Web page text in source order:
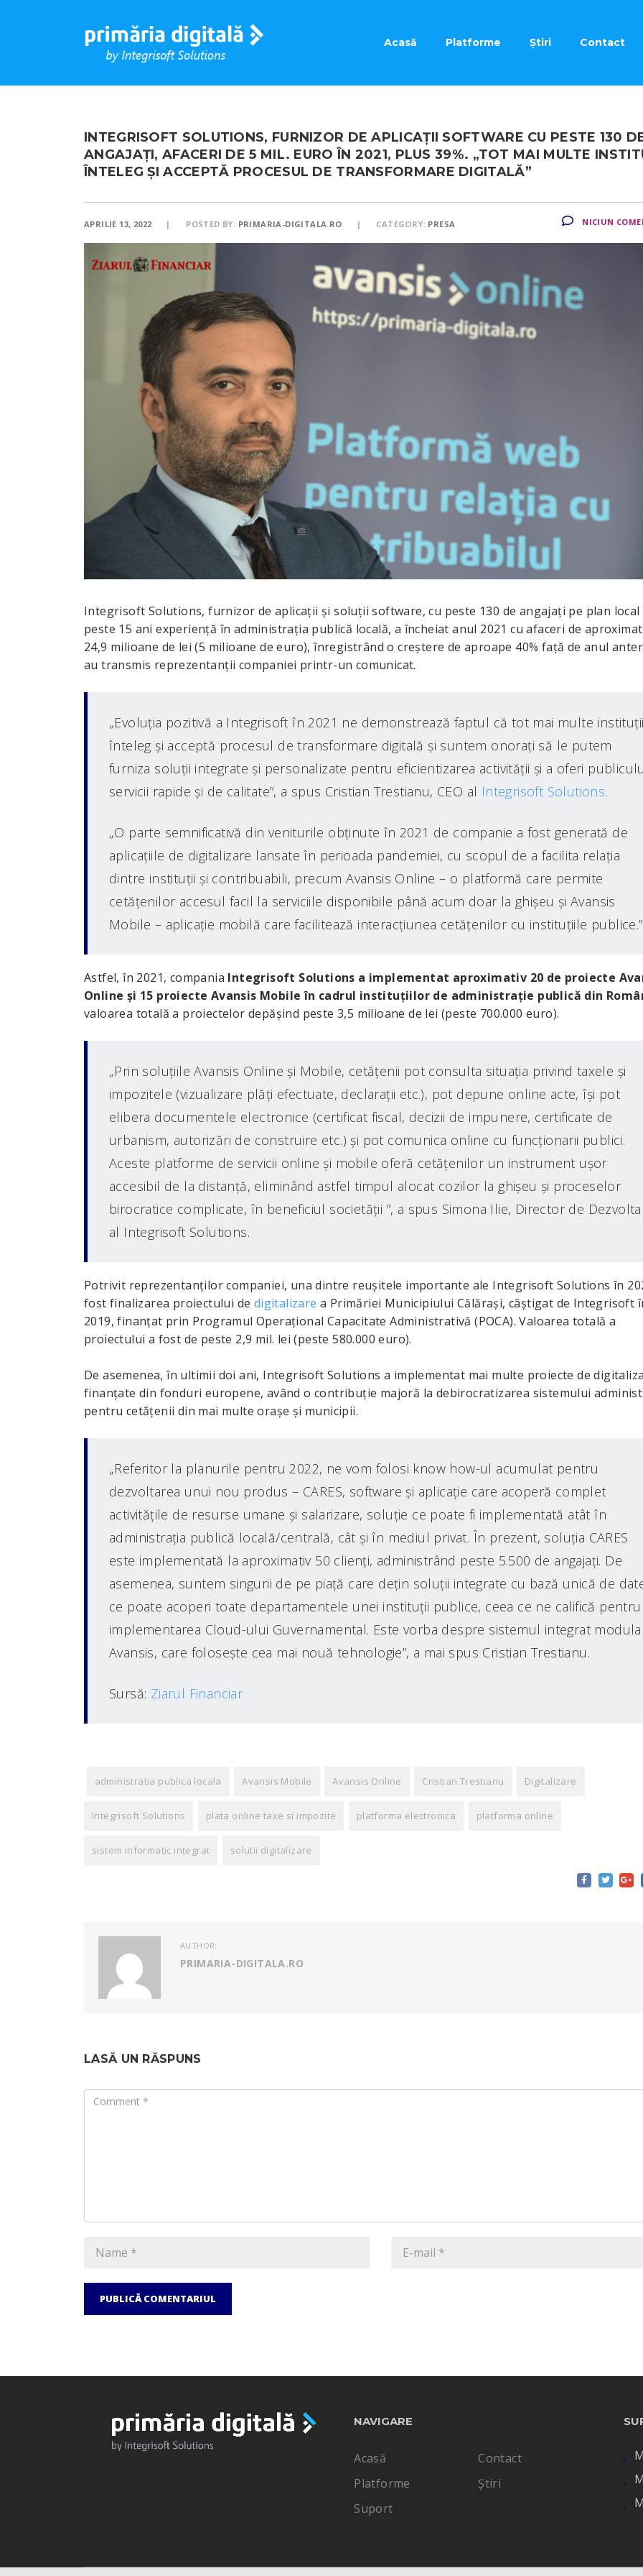
Acasă Platforme Știri Contact
INTEGRISOFT SOLUTIONS, FURNIZOR DE APLICAŢII SOFTWARE CU PESTE 130
ANGAJAŢI, AFACERI DE 5 MIL. EURO ÎN 2021, PLUS 39%. „TOT MAI MULTE
ÎNTELEG ŞI ACCEPTĂ PROCESUL DE TRANSFORMARE DIGITALĂ”
APRILIE 13, 2022 POSTED BY: PRIMARIA-DIGITALA.RO CATEGORY: PRESA NICIUN
Integrisoft Solutions, furnizor de aplicaţii şi soluţii software, cu peste 130 de angajaţi pe plan local
peste 15 ani experienţă în administraţia publică locală, a încheiat anul 2021 cu afaceri de
24,9 milioane de lei (5 milioane de euro), înregistrând o creştere de aproape 40% faţă de anul
au transmis reprezentanţii companiei printr-un comunicat.
„Evoluţia pozitivă a Integrisoft în 2021 ne demonstrează faptul că tot mai multe
înteleg şi acceptă procesul de transformare digitală şi suntem onoraţi să le putem
furniza soluţii integrate şi personalizate pentru eficientizarea activităţii şi a oferi
servicii rapide şi de calitate”, a spus Cristian Trestianu, CEO al Integrisoft Solutions.
„O parte semnificativă din veniturile obţinute în 2021 de companie a fost generată de
aplicaţiile de digitalizare lansate în perioada pandemiei, cu scopul de a facilita relaţia
dintre instituţii şi contribuabili, precum Avansis Online – o platformă care permite
cetăţenilor accesul facil la serviciile disponibile până acum doar la ghişeu şi Avansis
Mobile – aplicaţie mobilă care facilitează interacţiunea cetăţenilor cu instituţiile publice.”
Astfel, în 2021, compania Integrisoft Solutions a implementat aproximativ 20 de proiecte
Online şi 15 proiecte Avansis Mobile în cadrul instituţiilor de administraţie publică din
valoarea totală a proiectelor depăşind peste 3,5 milioane de lei (peste 700.000 euro).
„Prin soluţiile Avansis Online şi Mobile, cetăţenii pot consulta situaţia privind taxele şi
impozitele (vizualizare plăţi efectuate, declaraţii etc.), pot depune online acte, îşi pot
elibera documentele electronice (certificat fiscal, decizii de impunere, certificate de
urbanism, autorizări de construire etc.) şi pot comunica online cu funcţionarii publici.
Aceste platforme de servicii online şi mobile oferă cetăţenilor un instrument uşor
accesibil de la distanţă, eliminând astfel timpul alocat cozilor la ghişeu şi proceselor
birocratice complicate, în beneficiul societăţii ”, a spus Simona Ilie, Director de
al Integrisoft Solutions.
Potrivit reprezentanţilor companiei, una dintre reuşitele importante ale Integrisoft Solutions în
fost finalizarea proiectului de digitalizare a Primăriei Municipiului Călăraşi, câştigat de Integrisoft
2019, finanţat prin Programul Operaţional Capacitate Administrativă (POCA). Valoarea totală a
proiectului a fost de peste 2,9 mil. lei (peste 580.000 euro).
De asemenea, în ultimii doi ani, Integrisoft Solutions a implementat mai multe proiecte de
finanţate din fonduri europene, având o contribuţie majoră la debirocratizarea sistemului
pentru cetăţenii din mai multe oraşe şi municipii.
„Referitor la planurile pentru 2022, ne vom folosi know how-ul acumulat pentru
dezvoltarea unui nou produs – CARES, software şi aplicaţie care acoperă complet
activităţile de resurse umane şi salarizare, soluţie ce poate fi implementată atât în
administraţia publică locală/centrală, cât şi în mediul privat. În prezent, soluţia CARES
este implementată la aproximativ 50 clienţi, administrând peste 5.500 de angajaţi. De
asemenea, suntem singurii de pe piaţă care deţin soluţii integrate cu bază unică de
ce poate acoperi toate departamentele unei instituţii publice, ceea ce ne califică pentru
implementarea Cloud-ului Guvernamental. Este vorba despre sistemul integrat
Avansis, care foloseşte cea mai nouă tehnologie”, a mai spus Cristian Trestianu.
Sursă: Ziarul Financiar
administratia publica locala Avansis Mobile Avansis Online Cristian Trestianu Digitalizare
Integrisoft Solutions plata online taxe si impozite platforma electronica platforma online
sistem informatic integrat solutii digitalizare
AUTHOR:
PRIMARIA-DIGITALA.RO
LASĂ UN RĂSPUNS
PUBLICĂ COMENTARIUL
NAVIGARE
Acasă
Contact
Platforme
Știri
Suport